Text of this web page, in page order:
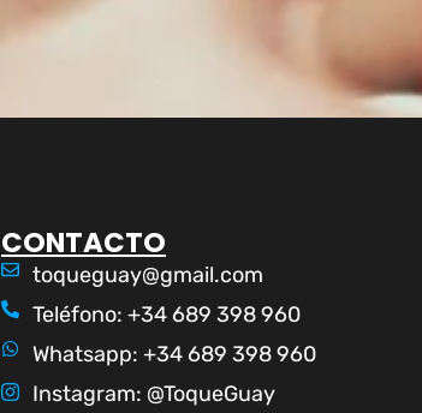
CONTACTO
toqueguay@gmail.com
Teléfono: +34 689 398 960
Whatsapp: +34 689 398 960
Instagram: @ToqueGuay